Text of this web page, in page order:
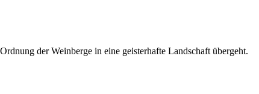
der Weinberge in eine geisterhafte Landschaft übergeht.